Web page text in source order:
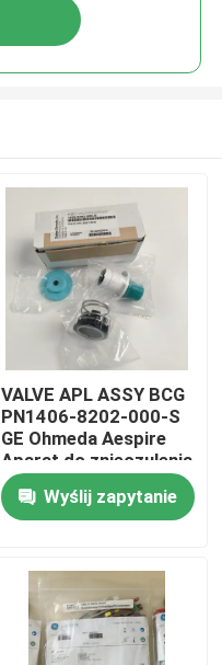
VALVE APL ASSY BCG
PN1406-8202-000-S
GE Ohmeda Aespire
Aparat do znieczulenia
Model Aestiva Zawór
APL, bez podstawy
Wyślij zapytanie